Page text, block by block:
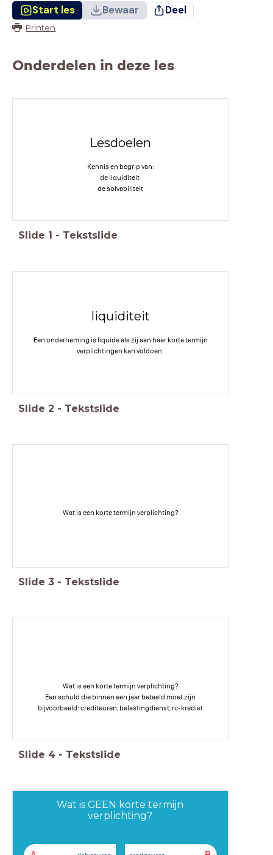
Start les Bewaar Deel
Printen
Onderdelen in deze les
Lesdoelen
Kennis en begrip van:
de liquiditeit
de solvabiliteit
Slide 1 - Tekstslide
liquiditeit
Een onderneming is liquide als zij aan haar korte termijn
verplichtingen kan voldoen.
Slide 2 - Tekstslide
Wat is een korte termijn verplichting?
Slide 3 - Tekstslide
Wat is een korte termijn verplichting?
Een schuld die binnen een jaar betaald moet zijn
bijvoorbeeld: crediteuren, belastingdienst, rc-krediet
Slide 4 - Tekstslide
Wat is GEEN korte termijn
verplichting?